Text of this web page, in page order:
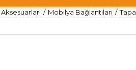
Mobilya Bağlantıları